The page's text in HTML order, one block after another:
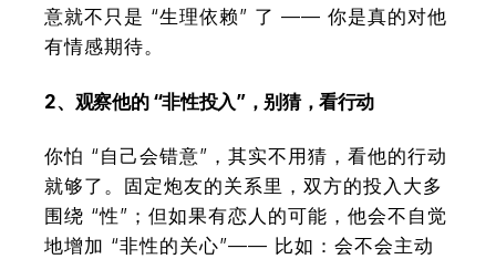
意就不只是 “生理依赖” 了 —— 你是真的对他
有情感期待。
2、观察他的 “非性投入”，别猜，看行动
你怕 “自己会错意”，其实不用猜，看他的行动
就够了。固定炮友的关系里，双方的投入大多
围绕 “性”；但如果有恋人的可能，他会不自觉
地增加 “非性的关心”—— 比如：会不会主动